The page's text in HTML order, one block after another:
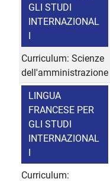
GLI STUDI
INTERNAZIONAL
Curriculum: Scienze
dell'amministrazione
LINGUA
FRANCESE PER
GLI STUDI
INTERNAZIONAL
Curriculum: